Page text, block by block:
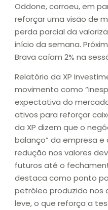
Oddone, corroeu, em
reforçar uma visão de
perda parcial da
início da semana.
Brava caíam 2% na
Relatório da XP
movimento como
expectativa do
ativos para reforçar
da XP dizem que o
balanço” da empresa e
redução nos valores
futuros até o
destaca como ponto
petróleo produzido nos
leve, o que reforça a